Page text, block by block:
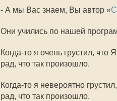
- А мы Вас знаем, Вы автор «
Они учились по нашей
Когда-то я очень грустил,
рад, что так произошло.
Когда-то я невероятно
рад, что так произошло.